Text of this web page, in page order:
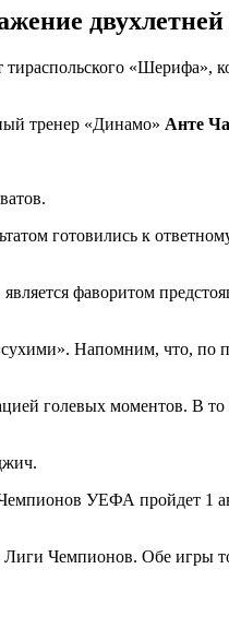
двухлетней
«Шерифа»,
тренер «Динамо» Анте
готовились к
фаворитом
Напомним, что, по
голевых моментов. В
УЕФА пройдет 1
Чемпионов. Обе игры